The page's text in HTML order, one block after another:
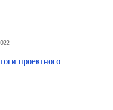
проектного